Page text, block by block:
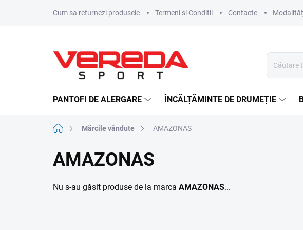
Cum sa returnezi produsele Termeni si Conditii Contacte
PANTOFI DE ALERGARE ÎNCĂLȚĂMINTE DE DRUMEȚIE
AcasăMărcile vândute AMAZONAS
AMAZONAS
Nu s-au găsit produse de la marca AMAZONAS...